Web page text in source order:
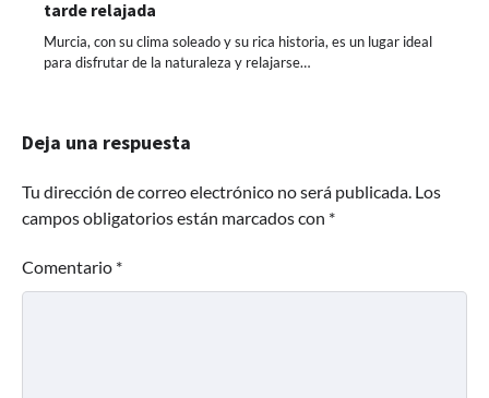
tarde relajada
Murcia, con su clima soleado y su rica historia, es un lugar ideal
para disfrutar de la naturaleza y relajarse…
Deja una respuesta
Tu dirección de correo electrónico no será publicada. Los
campos obligatorios están marcados con *
Comentario *